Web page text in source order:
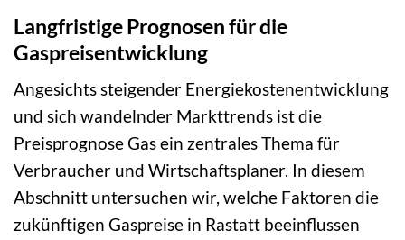
Langfristige Prognosen für die
Gaspreisentwicklung
Angesichts steigender Energiekostenentwicklung
und sich wandelnder Markttrends ist die
Preisprognose Gas ein zentrales Thema für
Verbraucher und Wirtschaftsplaner. In diesem
Abschnitt untersuchen wir, welche Faktoren die
zukünftigen Gaspreise in Rastatt beeinflussen